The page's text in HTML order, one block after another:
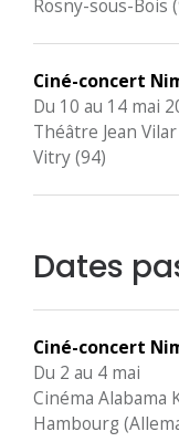
Rosny-sous-Bois
Ciné-concert
Du 10 au 14 mai
Théâtre Jean Vilar
Vitry (94)
Dates
Ciné-concert
Du 2 au 4 mai
Cinéma Alabama
Hambourg